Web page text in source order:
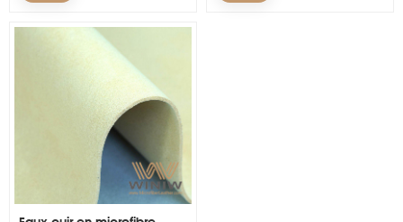
à l'abrasion,
DouxLargeur:54/55"Motif:AchevéMatériel:PA